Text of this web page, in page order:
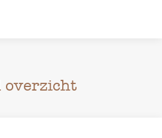
overzicht